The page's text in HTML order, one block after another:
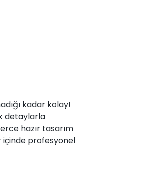
kadar kolay!
detaylarla
hazır tasarım
içinde profesyonel